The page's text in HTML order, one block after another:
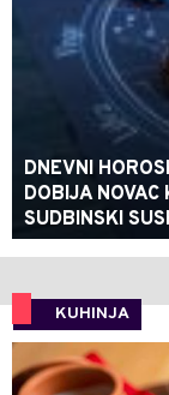
DNEVNI
DOBIJA NOVAC
SUDBINSKI
KUHINJA